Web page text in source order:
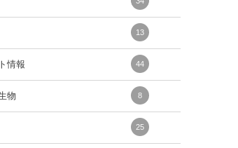
13
情報 44
物 8
25